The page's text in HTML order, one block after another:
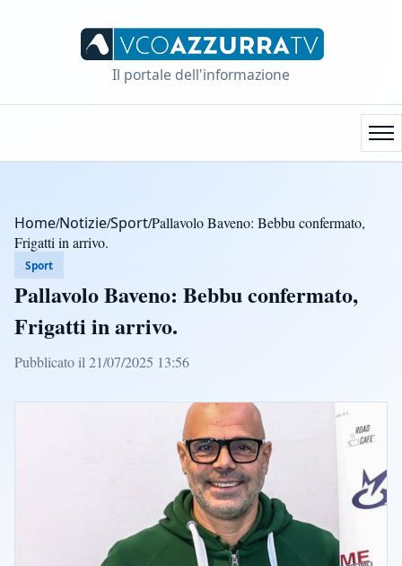
Il portale dell'informazione
Home/Notizie/Sport/Pallavolo Baveno: Bebbu confermato,
Frigatti in arrivo.
Sport
Pallavolo Baveno: Bebbu confermato,
Frigatti in arrivo.
Pubblicato il 21/07/2025 13:56